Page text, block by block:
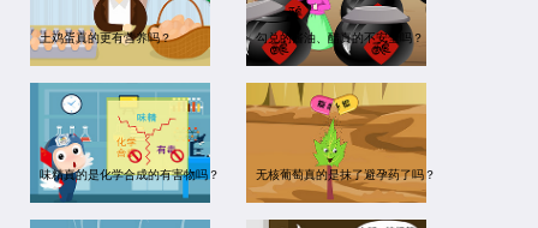
土鸡蛋真的更有营养吗？ 勾兑的酱油、醋真的不安全吗？
味精真的是化学合成的有害物吗？ 无核葡萄真的是抹了避孕药了吗？